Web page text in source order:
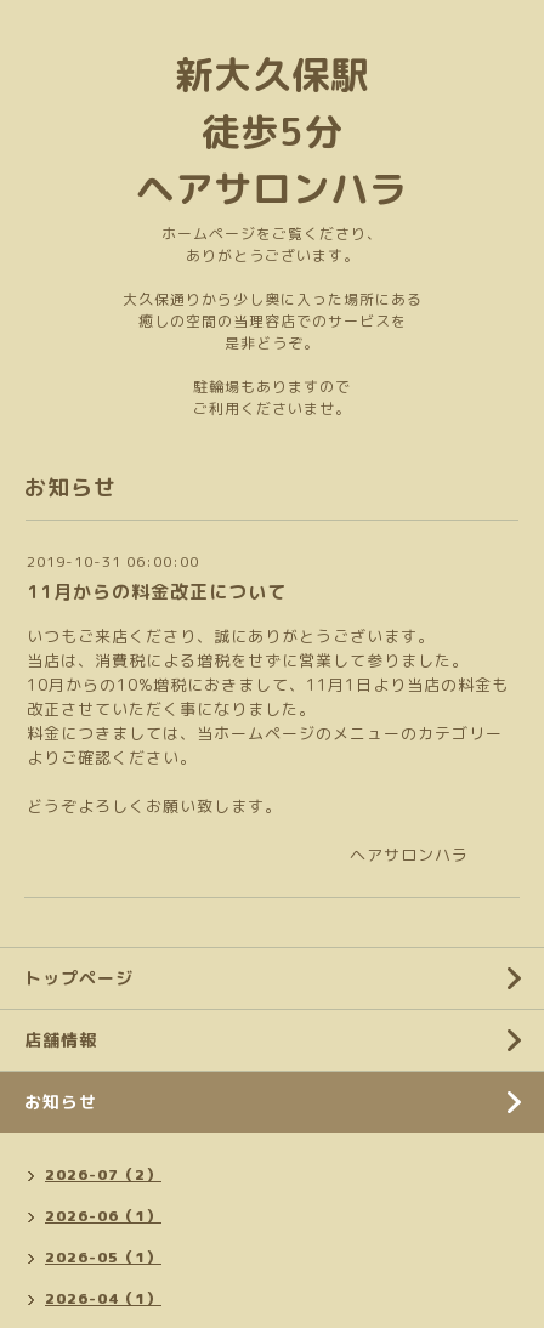
新大久保駅
徒歩5分
ヘアサロンハラ
ホームページをご覧くださり、
ありがとうございます。
大久保通りから少し奥に入った場所にある
癒しの空間の当理容店でのサービスを
是非どうぞ。
駐輪場もありますので
ご利用くださいませ。
お知らせ
2019-10-31 06:00:00
11月からの料金改正について
いつもご来店くださり、誠にありがとうございます。
当店は、消費税による増税をせずに営業して参りました。
10月からの10%増税におきまして、11月1日より当店の料金も
改正させていただく事になりました。
料金につきましては、当ホームページのメニューのカテゴリー
よりご確認ください。
どうぞよろしくお願い致します。
ヘアサロンハラ
トップページ
店舗情報
お知らせ
2026-07（2）
2026-06（1）
2026-05（1）
2026-04（1）